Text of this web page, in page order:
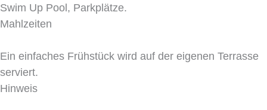
Swim Up Pool, Parkplätze.
Mahlzeiten
Ein einfaches Frühstück wird auf der eigenen Terrasse
serviert.
Hinweis